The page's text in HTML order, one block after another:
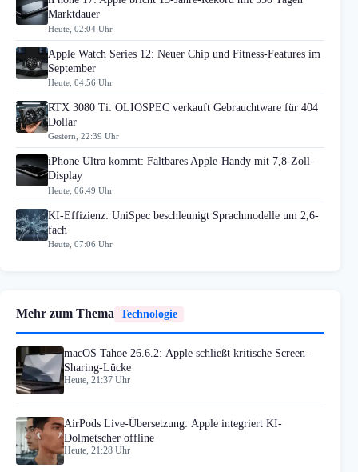
Marktdauer
Heute, 02:04 Uhr
Apple Watch Series 12: Neuer Chip und Fitness-Features im
September
Heute, 04:56 Uhr
RTX 3080 Ti: OLIOSPEC verkauft Gebrauchtware für 404
Dollar
Gestern, 22:39 Uhr
iPhone Ultra kommt: Faltbares Apple-Handy mit 7,8-Zoll-
Display
Heute, 06:49 Uhr
KI-Effizienz: UniSpec beschleunigt Sprachmodelle um 2,6-
fach
Heute, 07:06 Uhr
Mehr zum Thema Technologie
macOS Tahoe 26.6.2: Apple schließt kritische Screen-
Sharing-Lücke
Heute, 21:37 Uhr
AirPods Live-Übersetzung: Apple integriert KI-
Dolmetscher offline
Heute, 21:28 Uhr